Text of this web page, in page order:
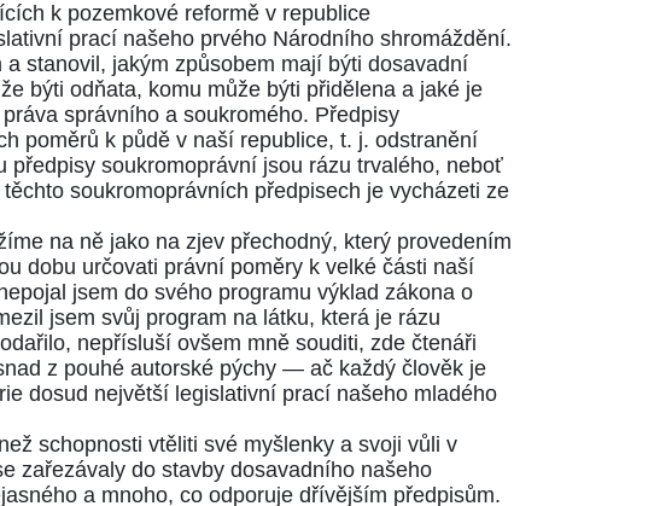
k pozemkové reformě v republice
prací našeho prvého Národního shromáždění.
stanovil, jakým způsobem mají býti dosavadní
býti odňata, komu může býti přidělena a jaké je
správního a soukromého. Předpisy
poměrů k půdě v naší republice, t. j. odstranění
soukromoprávní jsou rázu trvalého, neboť
soukromoprávních předpisech je vycházeti ze
na ně jako na zjev přechodný, který provedením
dobu určovati právní poměry k velké části naší
jsem do svého programu výklad zákona o
jsem svůj program na látku, která je rázu
nepřísluší ovšem mně souditi, zde čtenáři
z pouhé autorské pýchy — ač každý člověk je
dosud největší legislativní prací našeho mladého
schopnosti vtěliti své myšlenky a svoji vůli v
zařezávaly do stavby dosavadního našeho
a mnoho, co odporuje dřívějším předpisům.